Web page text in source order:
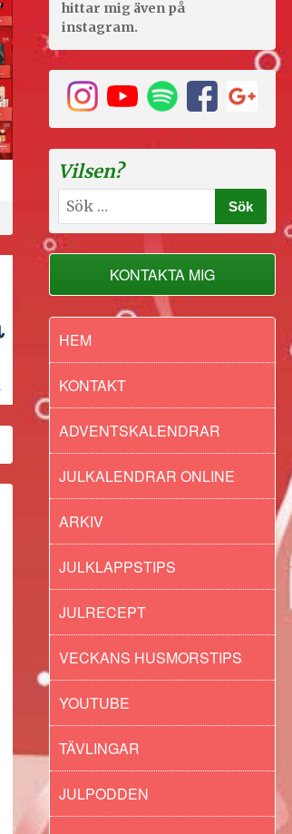
hittar mig även på
instagram.
Vilsen?
Sök
efter:
KONTAKTA MIG
HEM
KONTAKT
ADVENTSKALENDRAR
JULKALENDRAR ONLINE
ARKIV
JULKLAPPSTIPS
JULRECEPT
VECKANS HUSMORSTIPS
YOUTUBE
TÄVLINGAR
JULPODDEN